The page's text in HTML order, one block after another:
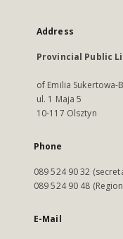
Address
Provincial Public
of Emilia Sukertowa-
ul. 1 Maja 5
10-117 Olsztyn
Phone
089 524 90 32
089 524 90 48
E-Mail